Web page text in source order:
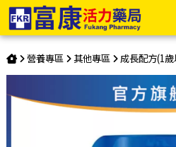
桂格 愛力心優護 幼兒成長奶粉
營養專區 其他專區 成長配方(1